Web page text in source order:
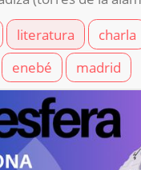
literatura
charla
enebé madrid